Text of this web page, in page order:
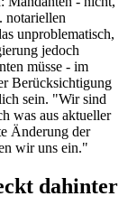
notariellen
unproblematisch,
jedoch
müsse - im
Berücksichtigung
sein. "Wir sind
was aus aktueller
Änderung der
wir uns ein."
dahinter